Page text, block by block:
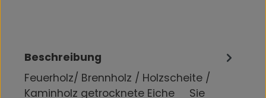
Beschreibung
Feuerholz/ Brennholz / Holzscheite /
Kaminholz getrocknete Eiche Sie